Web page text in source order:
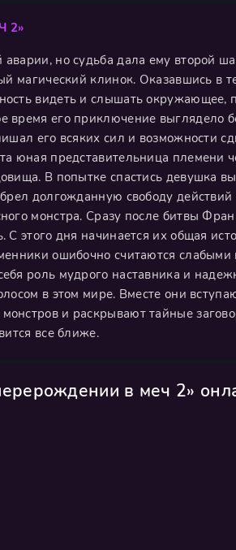
2»
но судьба дала ему второй
магический клинок. Оказавшись в
видеть и слышать окружающее,
время его приключение выглядело
его всяких сил и возможности
юная представительница племени
В попытке спастись девушка
долгожданную свободу
монстра. Сразу после битвы Фран
С этого дня начинается их общая
ошибочно считаются слабыми
роль мудрого наставника и
в этом мире. Вместе они
и раскрывают тайные
все ближе.
в меч 2»